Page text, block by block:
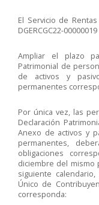
El Servicio de
DGERCGC22-
Ampliar el plazo
Patrimonial de
de activos y
permanentes
Por única vez, las
Declaración
Anexo de activos y
permanentes,
obligaciones
diciembre del mismo
siguiente
Único de
corresponda: